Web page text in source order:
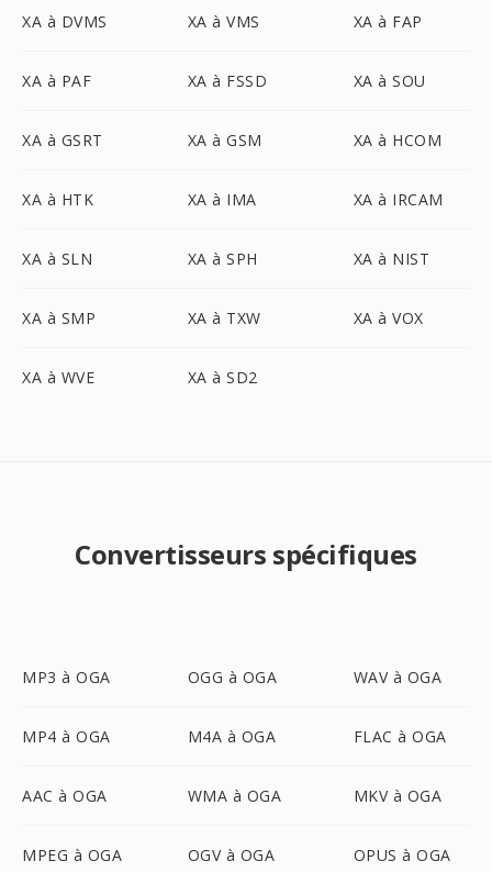
XA à DVMS XA à VMS XA à FAP
XA à PAF XA à FSSD XA à SOU
XA à GSRT XA à GSM XA à HCOM
XA à HTK XA à IMA XA à IRCAM
XA à SLN XA à SPH XA à NIST
XA à SMP XA à TXW XA à VOX
XA à WVE XA à SD2
Convertisseurs spécifiques
MP3 à OGA OGG à OGA WAV à OGA
MP4 à OGA M4A à OGA FLAC à OGA
AAC à OGA WMA à OGA MKV à OGA
MPEG à OGA OGV à OGA OPUS à OGA